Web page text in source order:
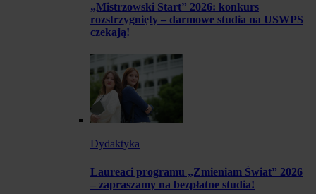
„Mistrzowski Start” 2026: konkurs
rozstrzygnięty – darmowe studia na USWPS
czekają!
Dydaktyka
Laureaci programu „Zmieniam Świat” 2026
– zapraszamy na bezpłatne studia!